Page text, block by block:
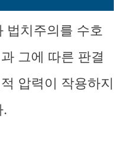
법치주의를 수호
그에 따른 판결
압력이 작용하지
.